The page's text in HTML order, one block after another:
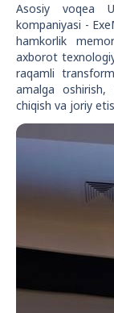
Asosiy voqea
kompaniyasi -
hamkorlik
axborot
raqamli
amalga
chiqish va joriy